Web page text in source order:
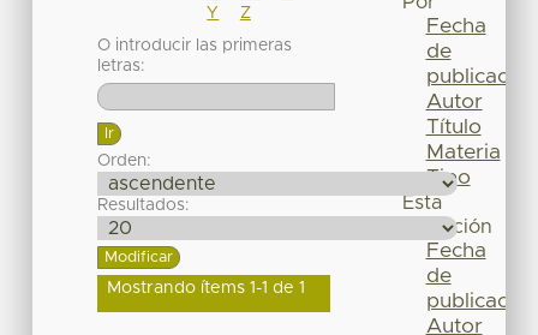
Y
Z
O introducir las primeras
letras:
Orden:
Resultados:
Mostrando ítems 1-1 de 1
Fecha
de
publicación
Autor
Título
Materia
Tipo
Esta
colección
Fecha
de
publicación
Autor